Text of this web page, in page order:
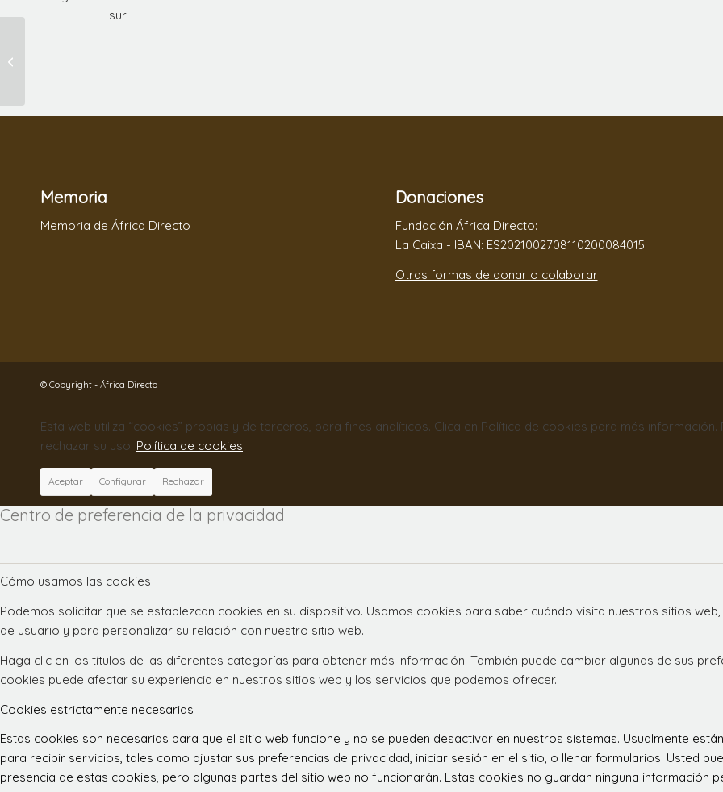
Memoria
Memoria de África Directo
Donaciones
Fundación África Directo:
La Caixa - IBAN: ES2021002708110200084015
Otras formas de donar o colaborar
© Copyright - África Directo
Esta web utiliza “cookies” propias y de terceros, para fines analíticos. Clica en Política de cookies para más
rechazar su uso. Política de cookies
Aceptar Configurar Rechazar
Centro de preferencia de la privacidad
Cómo usamos las cookies
Podemos solicitar que se establezcan cookies en su dispositivo. Usamos cookies para saber cuándo visita nuestros sitios
de usuario y para personalizar su relación con nuestro sitio web.
Haga clic en los títulos de las diferentes categorías para obtener más información. También puede cambiar algunas de sus
cookies puede afectar su experiencia en nuestros sitios web y los servicios que podemos ofrecer.
Cookies estrictamente necesarias
Estas cookies son necesarias para que el sitio web funcione y no se pueden desactivar en nuestros sistemas. Usualmente
para recibir servicios, tales como ajustar sus preferencias de privacidad, iniciar sesión en el sitio, o llenar formularios. Usted
presencia de estas cookies, pero algunas partes del sitio web no funcionarán. Estas cookies no guardan ninguna información